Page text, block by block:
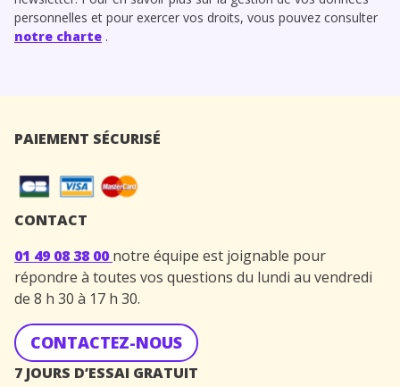
personnelles et pour exercer vos droits, vous pouvez consulter
notre charte .
PAIEMENT SÉCURISÉ
CONTACT
01 49 08 38 00 notre équipe est joignable pour
répondre à toutes vos questions du lundi au vendredi
de 8 h 30 à 17 h 30.
CONTACTEZ-NOUS
7 JOURS D’ESSAI GRATUIT